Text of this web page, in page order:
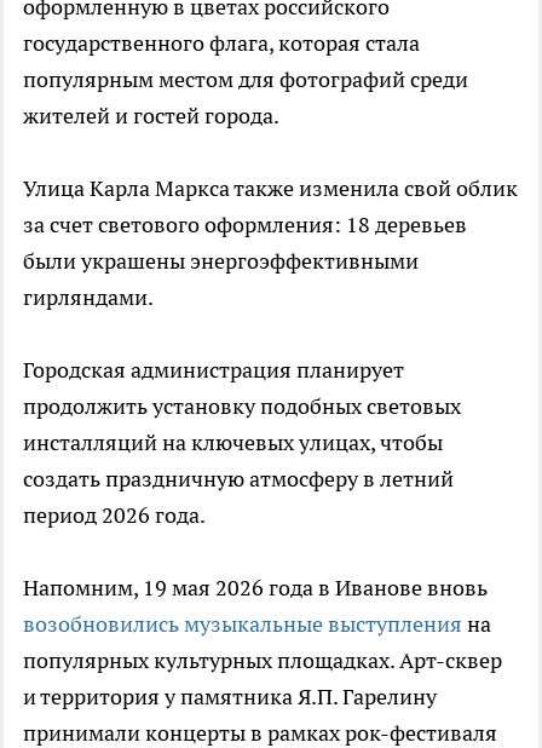
оформленную в цветах российского
государственного флага, которая стала
популярным местом для фотографий среди
жителей и гостей города.
Улица Карла Маркса также изменила свой облик
за счет светового оформления: 18 деревьев
были украшены энергоэффективными
гирляндами.
Городская администрация планирует
продолжить установку подобных световых
инсталляций на ключевых улицах, чтобы
создать праздничную атмосферу в летний
период 2026 года.
Напомним, 19 мая 2026 года в Иванове вновь
возобновились музыкальные выступления на
популярных культурных площадках. Арт-сквер
и территория у памятника Я.П. Гарелину
принимали концерты в рамках рок-фестиваля